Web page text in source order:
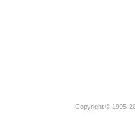
Copyright © 1995-